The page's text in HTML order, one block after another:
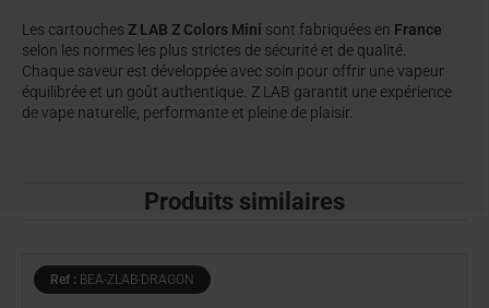
Les cartouches Z LAB Z Colors Mini sont fabriquées en France
selon les normes les plus strictes de sécurité et de qualité.
Chaque saveur est développée avec soin pour offrir une vapeur
équilibrée et un goût authentique. Z LAB garantit une expérience
de vape naturelle, performante et pleine de plaisir.
Produits similaires
Ref : BEA-ZLAB-DRAGON